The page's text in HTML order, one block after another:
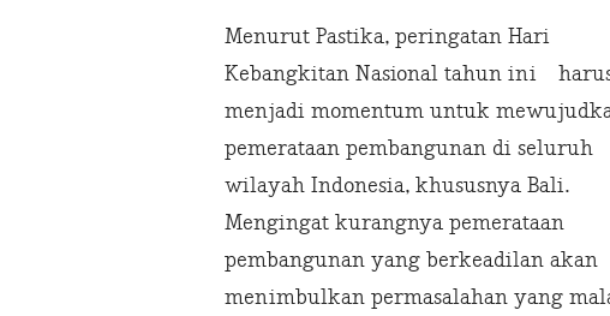
Menurut Pastika, peringatan Hari
Kebangkitan Nasional tahun ini
menjadi momentum untuk
pemerataan pembangunan di seluruh
wilayah Indonesia, khususnya Bali.
Mengingat kurangnya pemerataan
pembangunan yang berkeadilan akan
menimbulkan permasalahan yang